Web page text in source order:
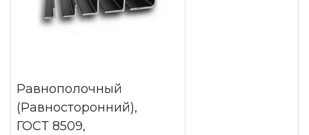
Равнополочный
(Равносторонний),
ГОСТ 8509,